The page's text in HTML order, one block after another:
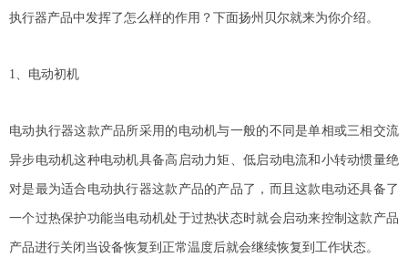
执行器产品中发挥了怎么样的作用？下面扬州贝尔就来为你介绍。
1、电动初机
电动执行器这款产品所采用的电动机与一般的不同是单相或三相交流
异步电动机这种电动机具备高启动力矩、低启动电流和小转动惯量绝
对是最为适合电动执行器这款产品的产品了，而且这款电动还具备了
一个过热保护功能当电动机处于过热状态时就会启动来控制这款产品
产品进行关闭当设备恢复到正常温度后就会继续恢复到工作状态。